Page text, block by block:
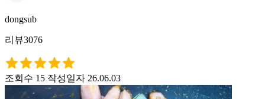
dongsub
리뷰3076
조회수 15 작성일자 26.06.03